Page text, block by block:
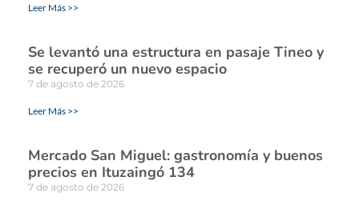
Leer Más >>
Se levantó una estructura en pasaje Tineo y
se recuperó un nuevo espacio
7 de agosto de 2026
Leer Más >>
Mercado San Miguel: gastronomía y buenos
precios en Ituzaingó 134
7 de agosto de 2026